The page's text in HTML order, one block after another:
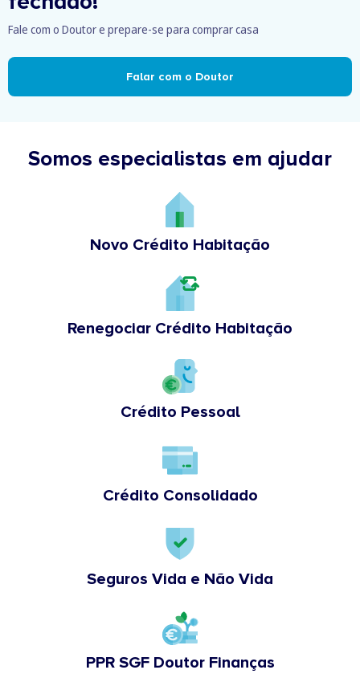
Fale com o Doutor e prepare-se para comprar casa
Falar com o Doutor
Somos especialistas em ajudar
Novo Crédito Habitação
Renegociar Crédito Habitação
Crédito Pessoal
Crédito Consolidado
Seguros Vida e Não Vida
PPR SGF Doutor Finanças